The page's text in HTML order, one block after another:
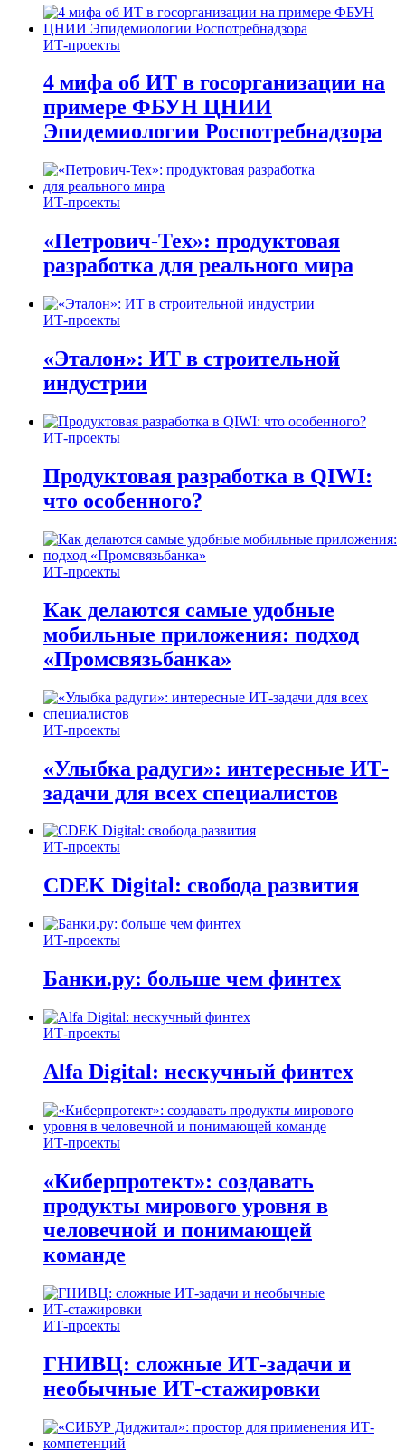
ИТ-проекты
4 мифа об ИТ в госорганизации на
примере ФБУН ЦНИИ
Эпидемиологии Роспотребнадзора
ИТ-проекты
«Петрович-Тех»: продуктовая
разработка для реального мира
ИТ-проекты
«Эталон»: ИТ в строительной
индустрии
ИТ-проекты
Продуктовая разработка в QIWI:
что особенного?
ИТ-проекты
Как делаются самые удобные
мобильные приложения: подход
«Промсвязьбанка»
ИТ-проекты
«Улыбка радуги»: интересные ИТ-
задачи для всех специалистов
ИТ-проекты
CDEK Digital: свобода развития
ИТ-проекты
Банки.ру: больше чем финтех
ИТ-проекты
Alfa Digital: нескучный финтех
ИТ-проекты
«Киберпротект»: создавать
продукты мирового уровня в
человечной и понимающей
команде
ИТ-проекты
ГНИВЦ: сложные ИТ‑задачи и
необычные ИТ‑стажировки